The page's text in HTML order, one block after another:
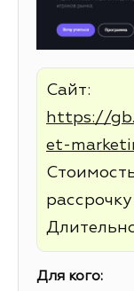
Сайт:
https://
et-
Для кого: